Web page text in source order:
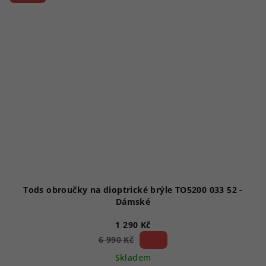
Tods obroučky na dioptrické brýle TO5200 033 52 -
Dámské
1 290 Kč
6 990 Kč
Skladem